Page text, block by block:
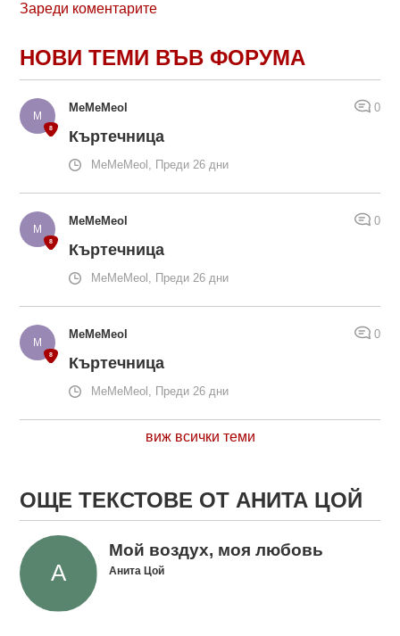
Зареди коментарите
НОВИ ТЕМИ ВЪВ ФОРУМА
MeMeMeol 0
Къртечница
MeMeMeol, Преди 26 дни
MeMeMeol 0
Къртечница
MeMeMeol, Преди 26 дни
MeMeMeol 0
Къртечница
MeMeMeol, Преди 26 дни
виж всички теми
ОЩЕ ТЕКСТОВЕ ОТ АНИТА ЦОЙ
Мой воздух, моя любовь
Анита Цой